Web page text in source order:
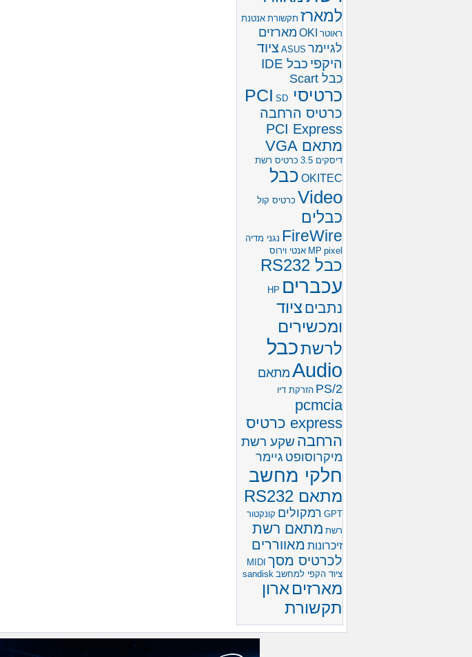
למארז תקשורת אנטנת
ראוטר OKI מארזים
לגיימר ASUS ציוד
היקפי כבל IDE
כבל Scart
כרטיסי PCI SD
כרטיס הרחבה
PCI Express
מתאם VGA
דיסקים 3.5 כרטיס רשת
OKITEC כבל
Video כרטיס קול
כבלים
FireWire נגני מדיה
MP pixel אנטי וירוס
כבל RS232
עכברים HP
נתבים ציוד
ומכשירים
לרשתכבל
Audio מתאם
PS/2 הזרקת דיו
pcmcia
express כרטיס
הרחבה שקע רשת
מיקרוסופט גיימר
חלקי מחשב
מתאם RS232
GPT רמקולים קונקטור
רשת מתאם רשת
זיכרונות מאווררים
לכרטיס מסך MIDI
ציוד הקפי למחשב sandisk
מארזים ארון
תקשורת